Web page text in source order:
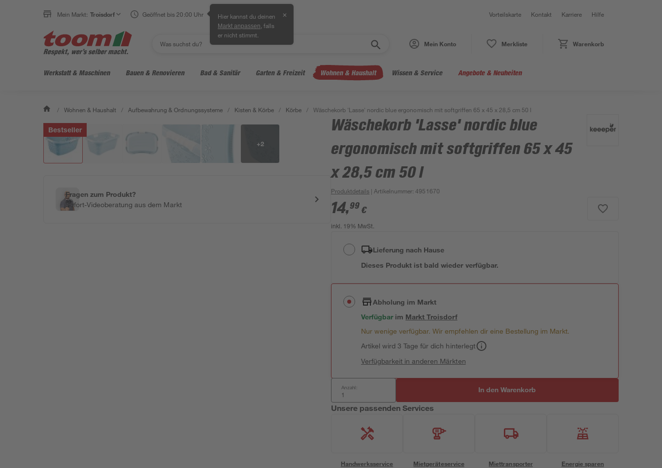
Mein Markt: Troisdorf Geöffnet bis 20:00 Uhr Hier kannst du deinen
Markt anpassen , falls
er nicht stimmt.
✕ Vorteilskarte Kontakt Karriere Hilfe
Mein Konto Merkliste Warenkorb
Werkstatt & Maschinen Bauen & Renovieren Bad & Sanitär Garten & Freizeit Wohnen & Haushalt Wissen & Service Angebote & Neuheiten
/ Wohnen & Haushalt / Aufbewahrung & Ordnungssysteme / Kisten & Körbe / Körbe / Wäschekorb 'Lasse' nordic blue ergonomisch mit softgriffen 65 x 45 x 28,5 cm 50 l
Bestseller
+2
Fragen zum Produkt?
Sofort-Videoberatung aus dem Markt
Wäschekorb 'Lasse' nordic blue
ergonomisch mit softgriffen 65 x 45
x 28,5 cm 50 l
Produktdetails | Artikelnummer:4951670
14,99 €
inkl. 19% MwSt.
Lieferung nach Hause
Dieses Produkt ist bald wieder verfügbar.
Abholung im Markt
Verfügbar im MarktTroisdorf
Nur wenige verfügbar. Wir empfehlen dir eine Bestellung im Markt.
Artikel wird 3 Tage für dich hinterlegt
Verfügbarkeit in anderen Märkten
Anzahl: In den Warenkorb
Unsere passenden Services
Handwerksservice Mietgeräteservice Miettransporter Energie sparen